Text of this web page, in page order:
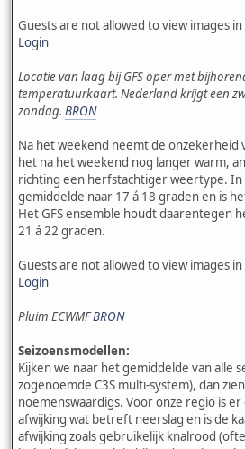
Guests are not allowed to view images in
Login
Locatie van laag bij GFS oper met
temperatuurkaart. Nederland krijgt een
zondag. BRON
Na het weekend neemt de onzekerheid
het na het weekend nog langer warm,
richting een herfstachtiger weertype. In
gemiddelde naar 17 á 18 graden en is
Het GFS ensemble houdt daarentegen
21 á 22 graden.
Guests are not allowed to view images in
Login
Pluim ECWMFBRON
Seizoensmodellen:
Kijken we naar het gemiddelde van alle
zogenoemde C3S multi-system), dan
noemenswaardigs. Voor onze regio is
afwijking wat betreft neerslag en is de
afwijking zoals gebruikelijk knalrood